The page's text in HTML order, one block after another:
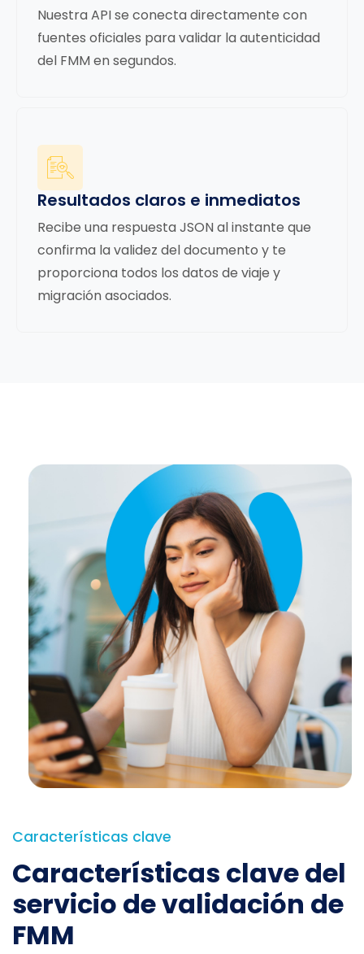
Nuestra API se conecta directamente con
fuentes oficiales para validar la autenticidad
del FMM en segundos.
Resultados claros e inmediatos
Recibe una respuesta JSON al instante que
confirma la validez del documento y te
proporciona todos los datos de viaje y
migración asociados.
Características clave
Características clave del
servicio de validación de
FMM